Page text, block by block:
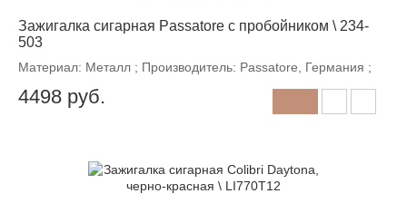
Зажигалка сигарная Passatore с пробойником \ 234-
503
Материал: Металл ; Производитель: Passatore, Германия ;
4498 руб.